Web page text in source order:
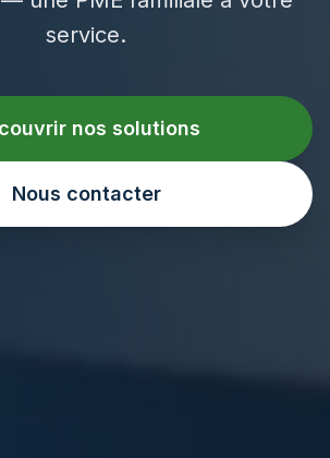
service.
nos solutions
Nous contacter